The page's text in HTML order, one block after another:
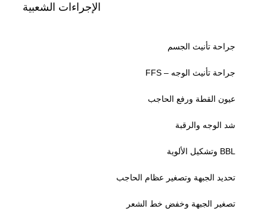
الإجراءات الشعبية
جراحة تأنيث الجسم
جراحة تأنيث الوجه – FFS
عيون القطة ورفع الحاجب
شد الوجه والرقبة
BBL وتشكيل الألوية
تحديد الجبهة وتصغير عظام الحاجب
تصغير الجبهة وخفض خط الشعر